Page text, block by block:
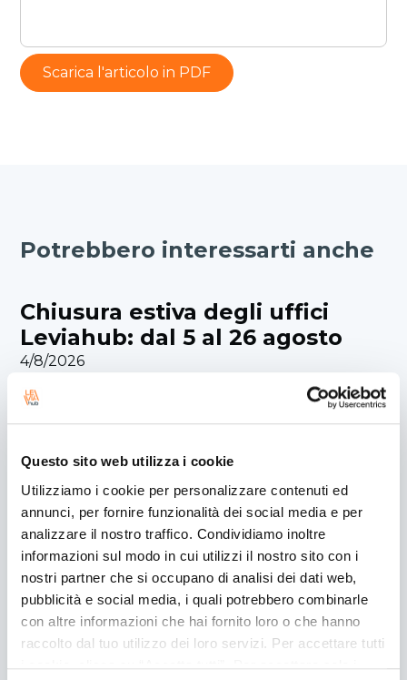
Questo sito web utilizza i cookie
Utilizziamo i cookie per personalizzare contenuti ed
annunci, per fornire funzionalità dei social media e per
analizzare il nostro traffico. Condividiamo inoltre
informazioni sul modo in cui utilizzi il nostro sito con i
nostri partner che si occupano di analisi dei dati web,
pubblicità e social media, i quali potrebbero combinarle
con altre informazioni che hai fornito loro o che hanno
raccolto dal tuo utilizzo dei loro servizi. Per accettare tutti
Scarica l'articolo in PDF
Potrebbero interessarti anche
Chiusura estiva degli uffici
Leviahub: dal 5 al 26 agosto
4/8/2026
Gli uffici Leviahub resteranno chiusi dal 5 al 26
Web.
Scopri di più
Leviahub ottiene le
certificazioni ISO/IEC 27001,
ISO/IEC 27017 e ISO/IEC 27018
4/8/2026